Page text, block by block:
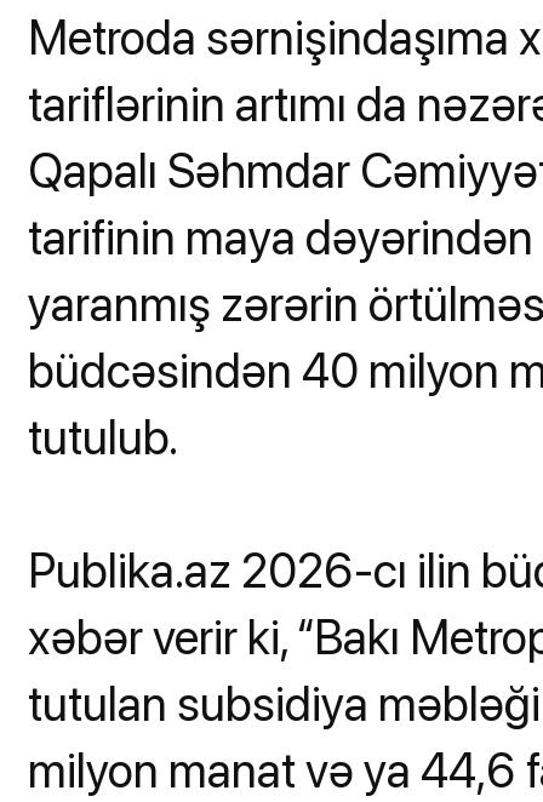
Metroda sərnişindaşıma
tariflərinin artımı da
Qapalı Səhmdar
tarifinin maya dəyərindən
yaranmış zərərin
büdcəsindən 40 milyon
tutulub.
Publika.az 2026-cı ilin
xəbər verir ki, “Bakı
tutulan subsidiya
milyon manat və ya 44,6